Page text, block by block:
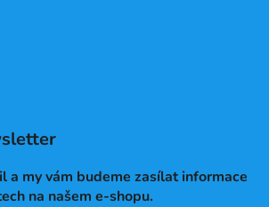
a my vám budeme zasílat informace
na našem e-shopu.